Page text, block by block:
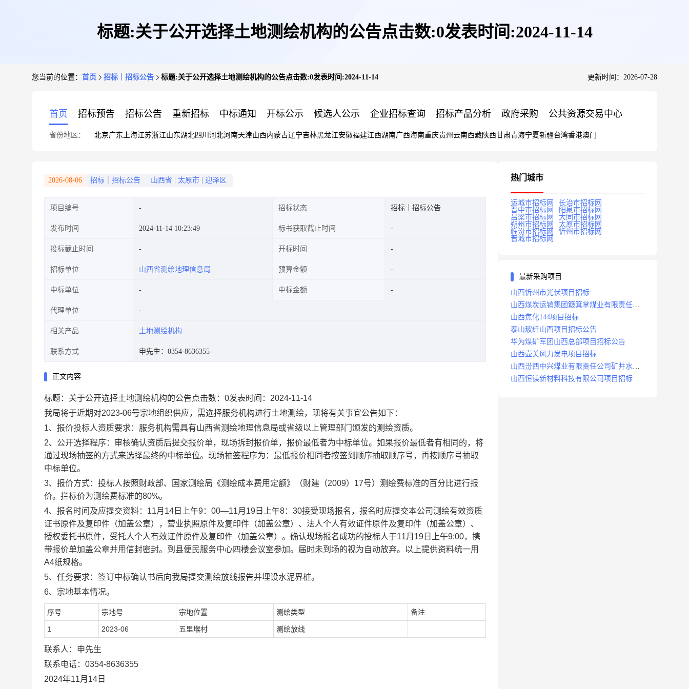
标题:关于公开选择土地测绘机构的公告点击数:0发表时间:2024-11-14
您当前的位置： 首页 招标｜招标公告 标题:关于公开选择土地测绘机构的公告点击数:0发表时间:2024-11-14 更新时间：2026-07-28
首页 招标预告 招标公告 重新招标 中标通知 开标公示 候选人公示 企业招标查询 招标产品分析 政府采购 公共资源交易中心
省份地区： 北京广东 上海江苏浙江山东湖北四川 河北河南天津山西内蒙古辽宁吉林黑龙江安徽福建江西湖南广西海南重庆贵州 云南西藏陕西甘肃青海宁夏新疆台湾香港澳门
2026-08-06 招标｜招标公告 山西省 太原市 迎泽区
项目编号 招标状态 招标｜招标公告
发布时间 2024-11-14 10:23:49 标书获取截止时间
投标截止时间 开标时间
招标单位 山西省测绘地理信息局 预算金额
中标单位 中标金额
代理单位
相关产品 土地测绘机构
联系方式 申先生：0354-8636355
正文内容
标题：关于公开选择土地测绘机构的公告点击数：0发表时间：2024-11-14
我局将于近期对2023-06号宗地组织供应，需选择服务机构进行土地测绘，现将有关事宜公告如下：
1、报价投标人资质要求：服务机构需具有山西省测绘地理信息局或省级以上管理部门颁发的测绘资质。
2、公开选择程序：审核确认资质后提交报价单，现场拆封报价单，报价最低者为中标单位。如果报价最低者有相同的，将
通过现场抽签的方式来选择最终的中标单位。现场抽签程序为：最低报价相同者按签到顺序抽取顺序号，再按顺序号抽取
中标单位。
3、报价方式：投标人按照财政部、国家测绘局《测绘成本费用定额》（财建（2009）17号）测绘费标准的百分比进行报
价。拦标价为测绘费标准的80%。
4、报名时间及应提交资料：11月14日上午9：00—11月19日上午8：30接受现场报名，报名时应提交本公司测绘有效资质
证书原件及复印件（加盖公章），营业执照原件及复印件（加盖公章）、法人个人有效证件原件及复印件（加盖公章）、
授权委托书原件，受托人个人有效证件原件及复印件（加盖公章）。确认现场报名成功的投标人于11月19日上午9:00，携
带报价单加盖公章并用信封密封。到县便民服务中心四楼会议室参加。届时未到场的视为自动放弃。以上提供资料统一用
A4纸规格。
5、任务要求：签订中标确认书后向我局提交测绘放线报告并埋设水泥界桩。
6、宗地基本情况。
序号 宗地号 宗地位置 测绘类型 备注
1 2023-06 五里堠村 测绘放线
联系人：申先生
联系电话：0354-8636355
2024年11月14日
热门城市
运城市招标网
长治市招标网
晋中市招标网
阳泉市招标网
吕梁市招标网
大同市招标网
朔州市招标网
太原市招标网
临汾市招标网
忻州市招标网
晋城市招标网
最新采购项目
山西忻州市光伏项目招标
山西煤炭运销集团簸箕掌煤业有限责任公
司井田地面三维地震勘探项目招标
山西焦化144项目招标
泰山玻纤山西项目招标公告
华为煤矿军团山西总部项目招标公告
山西壶关风力发电项目招标
山西汾西中兴煤业有限责任公司矿井水处
理站升级改造项目招标
山西恒镁新材料科技有限公司项目招标